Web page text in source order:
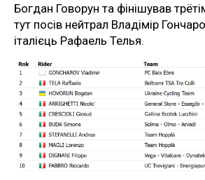
Богдан Говорун та фінішував
тут посів нейтрал Владімір
італієць Рафаель Телья.